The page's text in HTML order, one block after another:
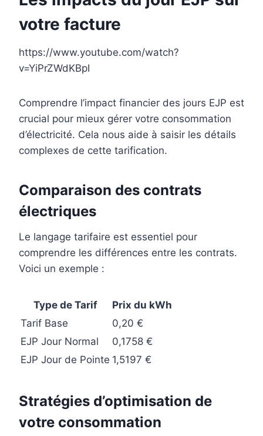
votre facture
https://www.youtube.com/watch?
v=YiPrZWdKBpI
Comprendre l’impact financier des jours EJP est
crucial pour mieux gérer votre consommation
d’électricité. Cela nous aide à saisir les détails
complexes de cette tarification.
Comparaison des contrats
électriques
Le langage tarifaire est essentiel pour
comprendre les différences entre les contrats.
Voici un exemple :
Type de Tarif
Prix du kWh
Tarif Base
0,20 €
EJP Jour Normal
0,1758 €
EJP Jour de Pointe 1,5197 €
Stratégies d’optimisation de
votre consommation